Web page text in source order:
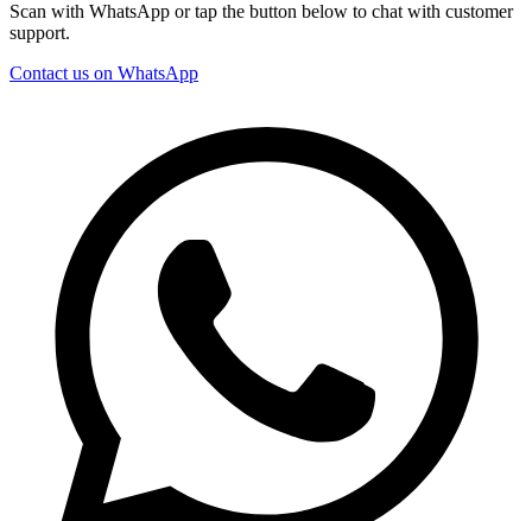
Scan with WhatsApp or tap the button below to chat with customer
support.
Contact us on WhatsApp